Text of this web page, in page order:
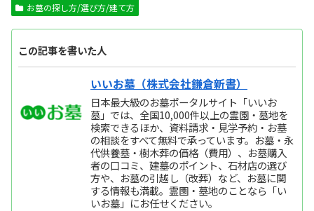
お墓の探し方/選び方/建て方
この記事を書いた人
いいお墓（株式会社鎌倉新書）
日本最大級のお墓ポータルサイト「いいお
墓」では、全国10,000件以上の霊園・墓地を
検索できるほか、資料請求・見学予約・お墓
の相談をすべて無料で承っています。お墓・永
代供養墓・樹木葬の価格（費用）、お墓購入
者の口コミ、建墓のポイント、石材店の選び
方や、お墓の引越し（改葬）など、お墓に関
する情報も満載。霊園・墓地のことなら「い
いお墓」にお任せください。